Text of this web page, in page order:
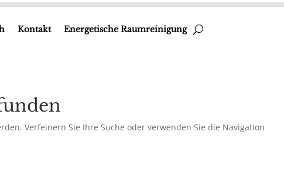
Kontakt Energetische Raumreinigung
Verfeinern Sie Ihre Suche oder verwenden Sie die Navigation